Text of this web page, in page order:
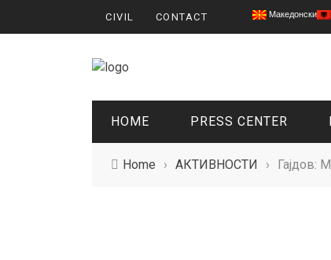
CIVIL CONTACT Македонски
HOME PRESS CENTER
Home › АКТИВНОСТИ › Гајдов: